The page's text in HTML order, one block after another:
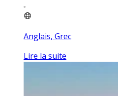
Anglais, Grec
Lire la suite